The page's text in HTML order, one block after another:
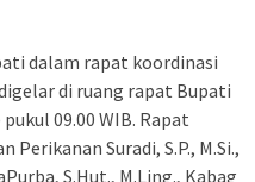
dalam rapat koordinasi
di ruang rapat Bupati
09.00 WIB. Rapat
Suradi, S.P., M.Si.,
S.Hut., M.Ling., Kabag